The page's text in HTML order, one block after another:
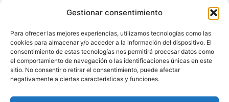
Gestionar consentimiento
Para ofrecer las mejores experiencias, utilizamos tecnologías como las
cookies para almacenar y/o acceder a la información del dispositivo. El
consentimiento de estas tecnologías nos permitirá procesar datos como
el comportamiento de navegación o las identificaciones únicas en este
sitio. No consentir o retirar el consentimiento, puede afectar
negativamente a ciertas características y funciones.
filetitos de bacalao ahumado sobre las tostadas. Listo.
*Recetas de otras tostas
Fuente:María’s Recipe Book